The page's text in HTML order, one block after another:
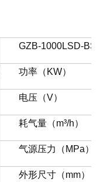
GZB-1000LSD-BS
功率（KW）
电压（V）
耗气量（m³/h）
气源压力（MPa）
外形尺寸（mm）